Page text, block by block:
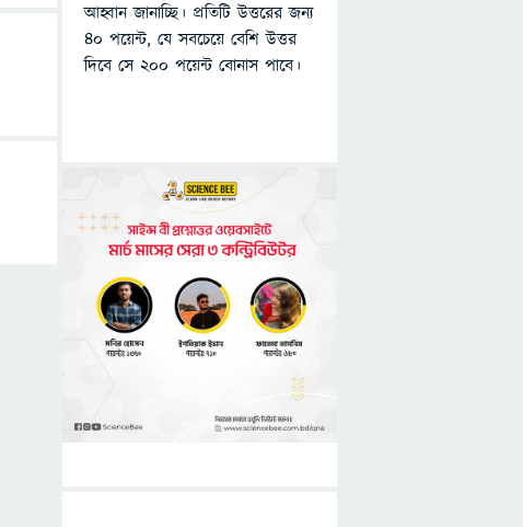
আহ্বান জানাচ্ছি। প্রতিটি উত্তরের জন্য
৪০ পয়েন্ট, যে সবচেয়ে বেশি উত্তর
দিবে সে ২০০ পয়েন্ট বোনাস পাবে।